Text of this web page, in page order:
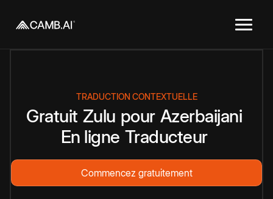
TRADUCTION CONTEXTUELLE
Gratuit Zulu pour Azerbaijani
En ligne Traducteur
Commencez gratuitement